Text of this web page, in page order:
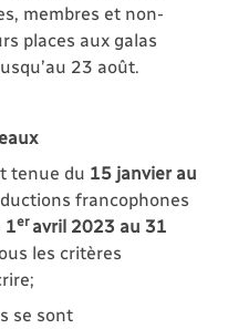
membres et non-
places aux galas
23 août.
tenue du 15 janvier au
francophones
1 er avril 2023 au 31
les critères
se sont